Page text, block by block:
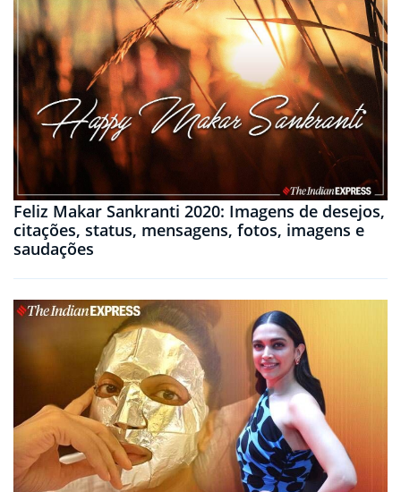
Feliz Makar Sankranti 2020: Imagens de desejos,
citações, status, mensagens, fotos, imagens e
saudações